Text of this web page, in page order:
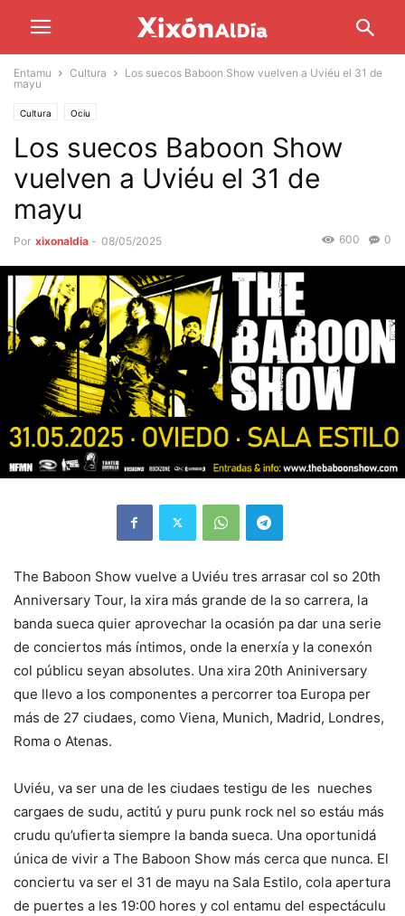
Entamu Cultura
Los suecos Baboon Show vuelven a Uviéu el 31 de
mayu
Cultura Ociu
Los suecos Baboon Show
vuelven a Uviéu el 31 de
mayu
Por xixonaldia - 08/05/2025 0
600
The Baboon Show vuelve a Uviéu tres arrasar col so 20th
Anniversary Tour, la xira más grande de la so carrera, la
banda sueca quier aprovechar la ocasión pa dar una serie
de conciertos más íntimos, onde la enerxía y la conexón
col públicu seyan absolutes. Una xira 20th Aniniversary
que llevo a los componentes a percorrer toa Europa per
más de 27 ciudaes, como Viena, Munich, Madrid, Londres,
Roma o Atenas.
Uviéu, va ser una de les ciudaes testigu de les nueches
cargaes de sudu, actitú y puru punk rock nel so estáu más
crudu qu’ufierta siempre la banda sueca. Una oportunidá
única de vivir a The Baboon Show más cerca que nunca. El
conciertu va ser el 31 de mayu na Sala Estilo, cola apertura
de puertes a les 19:00 hores y col entamu del espectáculu